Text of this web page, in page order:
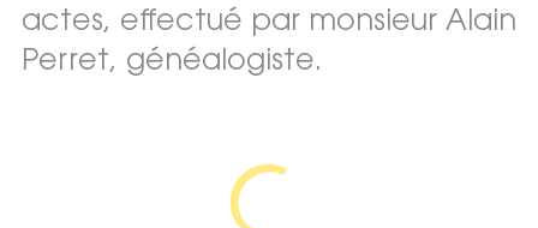
actes, effectué par monsieur Alain
Perret, généalogiste.